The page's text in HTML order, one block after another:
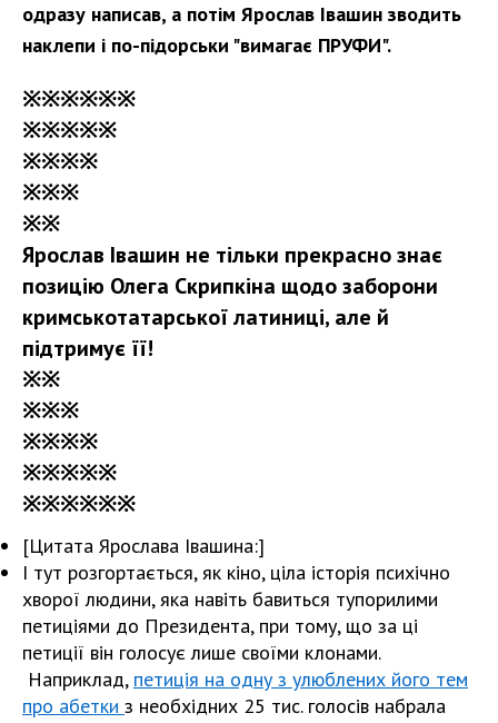
одразу написав, а потім Ярослав Івашин зводить
наклепи і по-підорськи "вимагає ПРУФИ".
※※※※※※
※※※※※
※※※※
※※※
※※
Ярослав Івашин не тільки прекрасно знає
позицію Олега Скрипкіна щодо заборони
кримськотатарської латиниці, але й
підтримує її!
※※
※※※
※※※※
※※※※※
※※※※※※
[Цитата Ярослава Івашина:]
І тут розгортається, як кіно, ціла історія психічно
хворої людини, яка навіть бавиться тупорилими
петиціями до Президента, при тому, що за ці
петиції він голосує лише своїми клонами.
Наприклад, петиція на одну з улюблених його тем
про абетки з необхідних 25 тис. голосів набрала